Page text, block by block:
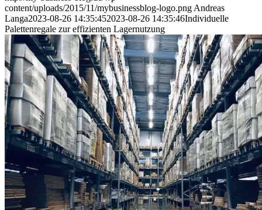
content/uploads/2015/11/mybusinessblog-logo.png Andreas
Langa2023-08-26 14:35:452023-08-26 14:35:46Individuelle
Palettenregale zur effizienten Lagernutzung